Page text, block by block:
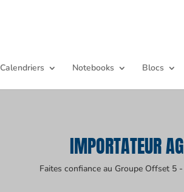
Calendriers Notebooks Blocs
IMPORTATEUR
Faites confiance au Groupe Offset 5